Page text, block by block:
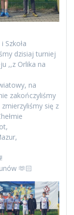
Szkoła
dzisiaj turniej
,,z Orlika na
na
zakończyliśmy
się z
🫶🏻